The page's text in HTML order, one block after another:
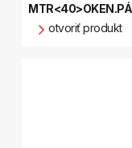
otvoriť produkt